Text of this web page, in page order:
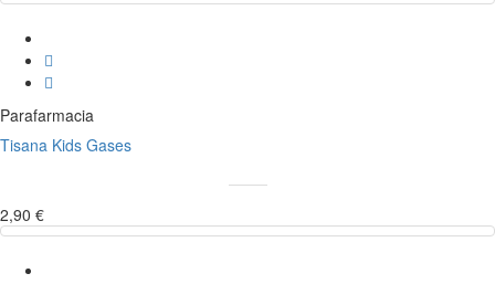
Parafarmacia
Tisana Kids Gases
2,90 €